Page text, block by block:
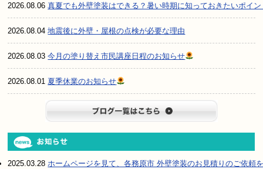
2026.08.06真夏でも外壁塗装はできる？暑い時期に知っておきたいポイン
2026.08.04地震後に外壁・屋根の点検が必要な理由
2026.08.03今月の塗り替え市民講座日程のお知らせ
2026.08.01 夏季休業のお知らせ
2025.03.28ホームページを見て、各務原市 外壁塗装のお見積りのご依頼